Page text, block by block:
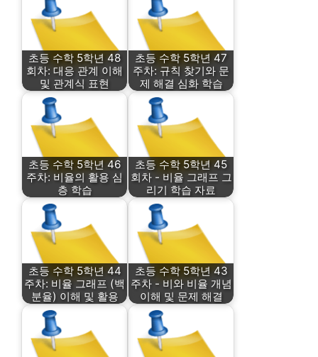
초등 수학 5학년 48
회차: 대응 관계 이해
및 관계식 표현
초등 수학 5학년 47
주차: 규칙 찾기와 문
제 해결 심화 학습
초등 수학 5학년 46
주차: 비율의 활용 심
층 학습
초등 수학 5학년 45
회차 - 비율 그래프 그
리기 학습 자료
초등 수학 5학년 44
주차: 비율 그래프 (백
분율) 이해 및 활용
초등 수학 5학년 43
주차 - 비와 비율 개념
이해 및 문제 해결